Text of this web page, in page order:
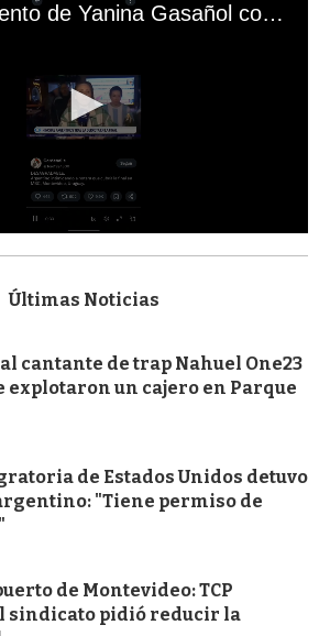
El mal momento de Yanina Gasañol con un hincha argentino en "Subrayado"
Últimas Noticias
cantante de trap Nahuel One23
explotaron un cajero en Parque
de Estados Unidos detuvo
"Tiene permiso de
de Montevideo: TCP
sindicato pidió reducir la